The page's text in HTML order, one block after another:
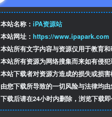
本站名称： iPA资源站
本站网址： https://www.ipapark.com
本站所有文字内容与资源仅用于教育
本站所有资源为网络搜集而来如有侵
本站下载者对资源方造成的损失或损
由您下载所导致的一切风险与法律均
下载后请在24小时内删除，浏览下载